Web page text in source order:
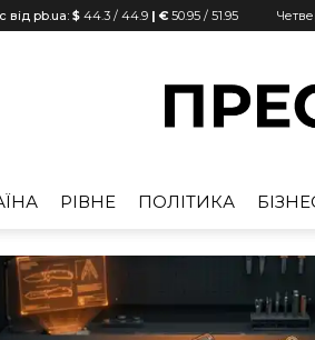
від pb.ua: $ 44.3 / 44.9 | € 50.95 / 51.95
РІВНЕ ПОЛІТИКА